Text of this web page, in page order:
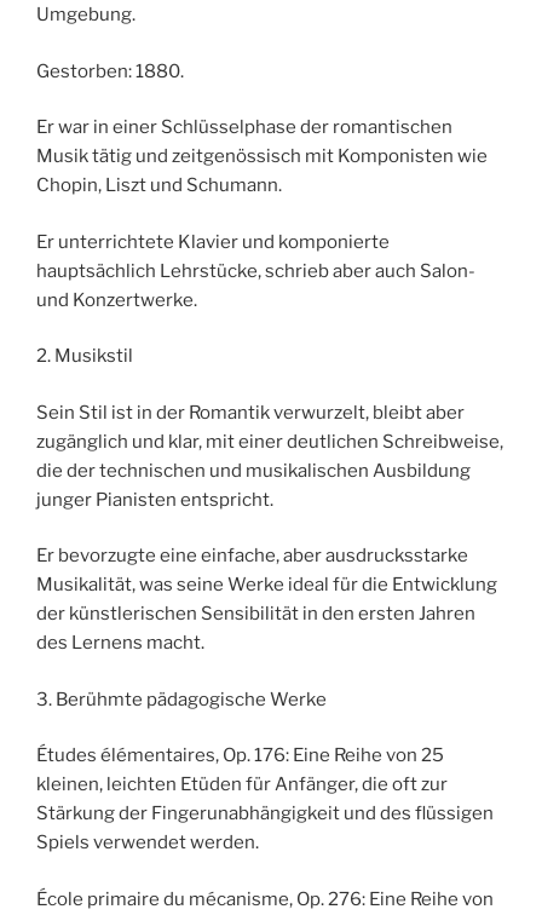
Umgebung.
Gestorben: 1880.
Er war in einer Schlüsselphase der romantischen
Musik tätig und zeitgenössisch mit Komponisten wie
Chopin, Liszt und Schumann.
Er unterrichtete Klavier und komponierte
hauptsächlich Lehrstücke, schrieb aber auch Salon-
und Konzertwerke.
2. Musikstil
Sein Stil ist in der Romantik verwurzelt, bleibt aber
zugänglich und klar, mit einer deutlichen Schreibweise,
die der technischen und musikalischen Ausbildung
junger Pianisten entspricht.
Er bevorzugte eine einfache, aber ausdrucksstarke
Musikalität, was seine Werke ideal für die Entwicklung
der künstlerischen Sensibilität in den ersten Jahren
des Lernens macht.
3. Berühmte pädagogische Werke
Études élémentaires, Op. 176: Eine Reihe von 25
kleinen, leichten Etüden für Anfänger, die oft zur
Stärkung der Fingerunabhängigkeit und des flüssigen
Spiels verwendet werden.
École primaire du mécanisme, Op. 276: Eine Reihe von